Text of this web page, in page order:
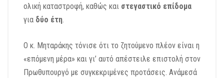
ολική καταστροφή, καθώς και στεγαστικό επίδομα
για δύο έτη.
Ο κ. Μηταράκης τόνισε ότι το ζητούμενο πλέον είναι η
«επόμενη μέρα» και γι’ αυτό απέστειλε επιστολή στον
Πρωθυπουργό με συγκεκριμένες προτάσεις. Ανάμεσά